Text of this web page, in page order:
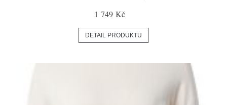
1 749 Kč
DETAIL PRODUKTU